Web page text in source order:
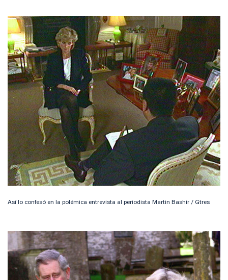
Así lo confesó en la polémica entrevista al periodista Martin Bashir / Gtres